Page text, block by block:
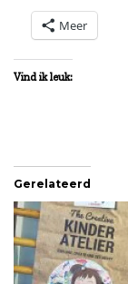
Meer
Vind ik leuk:
Gerelateerd